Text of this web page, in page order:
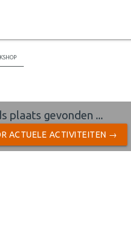
plaats gevonden ...
ACTUELE ACTIVITEITEN →